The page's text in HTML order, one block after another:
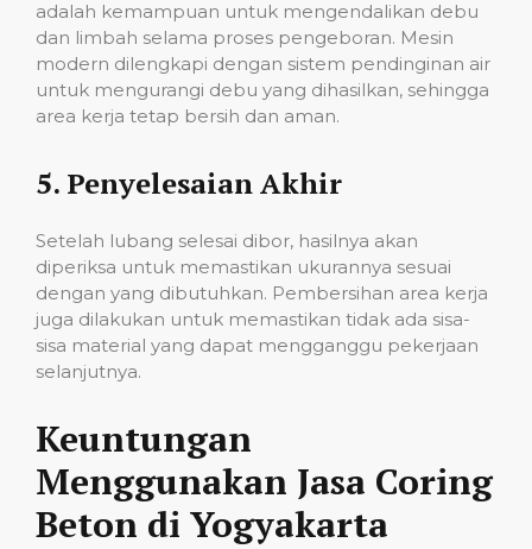
adalah kemampuan untuk mengendalikan debu
dan limbah selama proses pengeboran. Mesin
modern dilengkapi dengan sistem pendinginan air
untuk mengurangi debu yang dihasilkan, sehingga
area kerja tetap bersih dan aman.
5. Penyelesaian Akhir
Setelah lubang selesai dibor, hasilnya akan
diperiksa untuk memastikan ukurannya sesuai
dengan yang dibutuhkan. Pembersihan area kerja
juga dilakukan untuk memastikan tidak ada sisa-
sisa material yang dapat mengganggu pekerjaan
selanjutnya.
Keuntungan
Menggunakan Jasa Coring
Beton di Yogyakarta